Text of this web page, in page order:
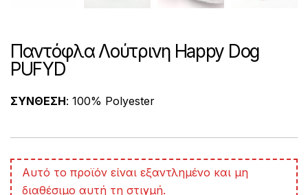
Παντόφλα Λούτρινη Happy Dog
PUFYD
ΣΥΝΘΕΣΗ: 100% Polyester
Αυτό το προϊόν είναι εξαντλημένο και μη
διαθέσιμο αυτή τη στιγμή.